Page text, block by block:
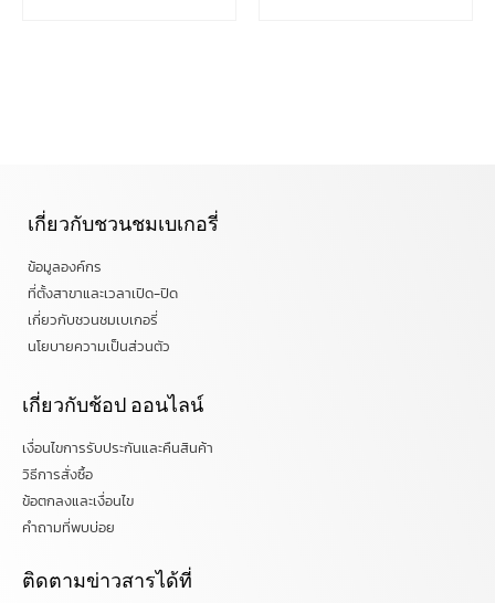
เกี่ยวกับชวนชมเบเกอรี่
ข้อมูลองค์กร
ที่ตั้งสาขาและเวลาเปิด-ปิด
เกี่ยวกับชวนชมเบเกอรี่
นโยบายความเป็นส่วนตัว
เกี่ยวกับช้อป ออนไลน์
เงื่อนไขการรับประกันและคืนสินค้า
วิธีการสั่งซื้อ
ข้อตกลงและเงื่อนไข
คำถามที่พบบ่อย
ติดตามข่าวสารได้ที่